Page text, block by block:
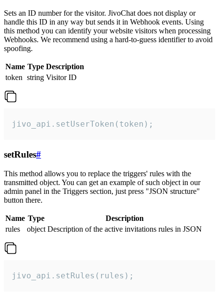
Sets an ID number for the visitor. JivoChat does not display or
handle this ID in any way but sends it in Webhook events. Using
this method you can identify your website visitors when processing
Webhooks. We recommend using a hard-to-guess identifier to avoid
spoofing.
Name Type Description
token string Visitor ID
jivo_api.setUserToken(token);
setRules#
This method allows you to replace the triggers' rules with the
transmitted object. You can get an example of such object in our
admin panel in the Triggers section, just press "JSON structure"
button there.
Name Type
Description
rules
object Description of the active invitations rules in JSON
jivo_api.setRules(rules);